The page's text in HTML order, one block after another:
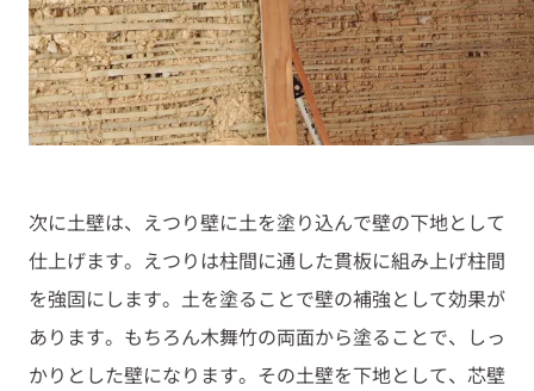
次に土壁は、えつり壁に土を塗り込んで壁の下地として
仕上げます。えつりは柱間に通した貫板に組み上げ柱間
を強固にします。土を塗ることで壁の補強として効果が
あります。もちろん木舞竹の両面から塗ることで、しっ
かりとした壁になります。その土壁を下地として、芯壁